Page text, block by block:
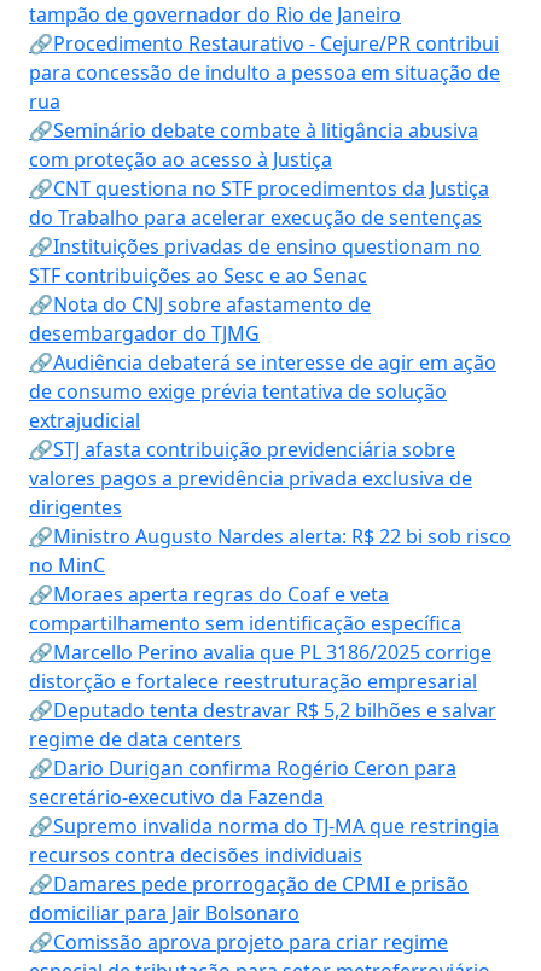
tampão de governador do Rio de Janeiro
🔗Procedimento Restaurativo - Cejure/PR contribui
para concessão de indulto a pessoa em situação de
rua
🔗Seminário debate combate à litigância abusiva
com proteção ao acesso à Justiça
🔗CNT questiona no STF procedimentos da Justiça
do Trabalho para acelerar execução de sentenças
🔗Instituições privadas de ensino questionam no
STF contribuições ao Sesc e ao Senac
🔗Nota do CNJ sobre afastamento de
desembargador do TJMG
🔗Audiência debaterá se interesse de agir em ação
de consumo exige prévia tentativa de solução
extrajudicial
🔗STJ afasta contribuição previdenciária sobre
valores pagos a previdência privada exclusiva de
dirigentes
🔗Ministro Augusto Nardes alerta: R$ 22 bi sob risco
no MinC
🔗Moraes aperta regras do Coaf e veta
compartilhamento sem identificação específica
🔗Marcello Perino avalia que PL 3186/2025 corrige
distorção e fortalece reestruturação empresarial
🔗Deputado tenta destravar R$ 5,2 bilhões e salvar
regime de data centers
🔗Dario Durigan confirma Rogério Ceron para
secretário-executivo da Fazenda
🔗Supremo invalida norma do TJ-MA que restringia
recursos contra decisões individuais
🔗Damares pede prorrogação de CPMI e prisão
domiciliar para Jair Bolsonaro
🔗Comissão aprova projeto para criar regime